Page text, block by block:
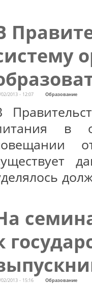
02/2013 - 12:07 Образование
в
02/2013 - 15:16 Образование